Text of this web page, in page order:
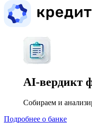
AI-вердикт
Собираем и
Подробнее о банке